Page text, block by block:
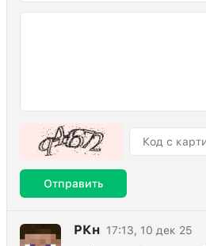
Отправить
РКн 17:13, 10 дек 25